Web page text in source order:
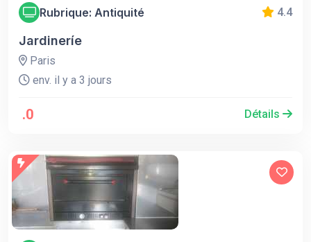
Rubrique: Antiquité 4.4
Jardineríe
Paris
env. il y a 3 jours
.0 Détails